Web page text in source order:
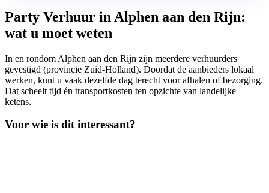
Party Verhuur in Alphen aan den Rijn:
wat u moet weten
In en rondom Alphen aan den Rijn zijn meerdere verhuurders
gevestigd (provincie Zuid-Holland). Doordat de aanbieders lokaal
werken, kunt u vaak dezelfde dag terecht voor afhalen of bezorging.
Dat scheelt tijd én transportkosten ten opzichte van landelijke
ketens.
Voor wie is dit interessant?